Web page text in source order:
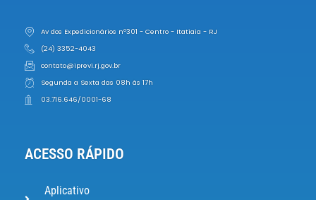
Av dos Expedicionários nº301 - Centro - Itatiaia - RJ
(24) 3352-4043
contato@iprevi.rj.gov.br
Segunda a Sexta das 08h às 17h
03.716.646/0001-68
ACESSO RÁPIDO
Aplicativo